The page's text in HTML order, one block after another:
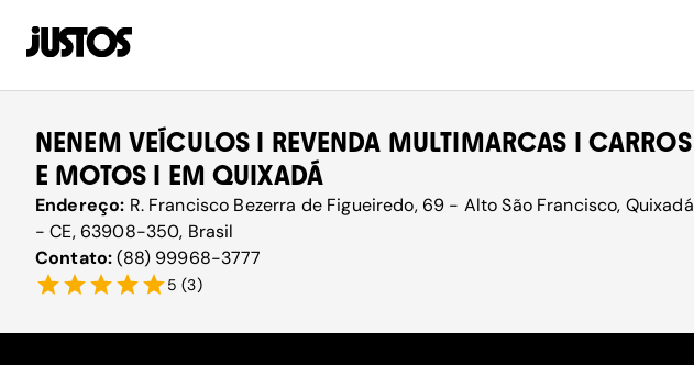
NENEM VEÍCULOS I REVENDA MULTIMARCAS I CARROS
E MOTOS I EM QUIXADÁ
Endereço: R. Francisco Bezerra de Figueiredo, 69 - Alto São Francisco, Quixadá
- CE, 63908-350, Brasil
Contato:(88) 99968-3777
5 (3)